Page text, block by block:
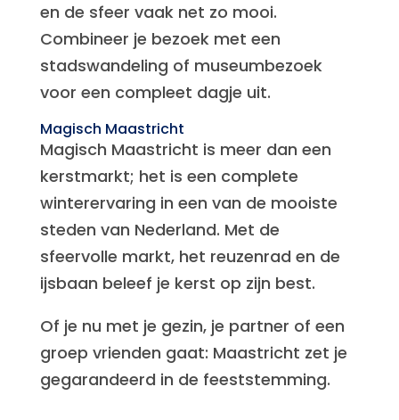
en de sfeer vaak net zo mooi.
Combineer je bezoek met een
stadswandeling of museumbezoek
voor een compleet dagje uit.
Magisch Maastricht
Magisch Maastricht is meer dan een
kerstmarkt; het is een complete
winterervaring in een van de mooiste
steden van Nederland. Met de
sfeervolle markt, het reuzenrad en de
ijsbaan beleef je kerst op zijn best.
Of je nu met je gezin, je partner of een
groep vrienden gaat: Maastricht zet je
gegarandeerd in de feeststemming.